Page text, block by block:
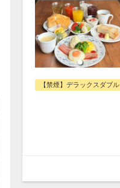
【禁煙】デラックスダブル